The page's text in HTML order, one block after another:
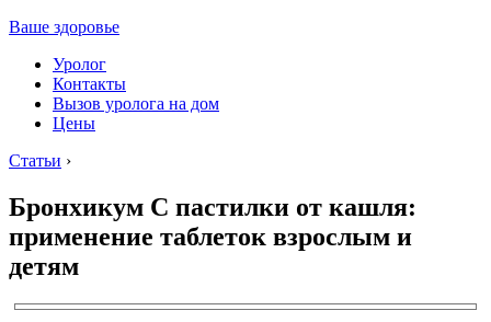
Ваше здоровье
Уролог
Контакты
Вызов уролога на дом
Цены
Статьи ›
Бронхикум С пастилки от кашля:
применение таблеток взрослым и
детям